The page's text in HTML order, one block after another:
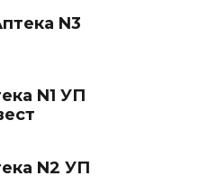
N3
N1 УП
N2 УП